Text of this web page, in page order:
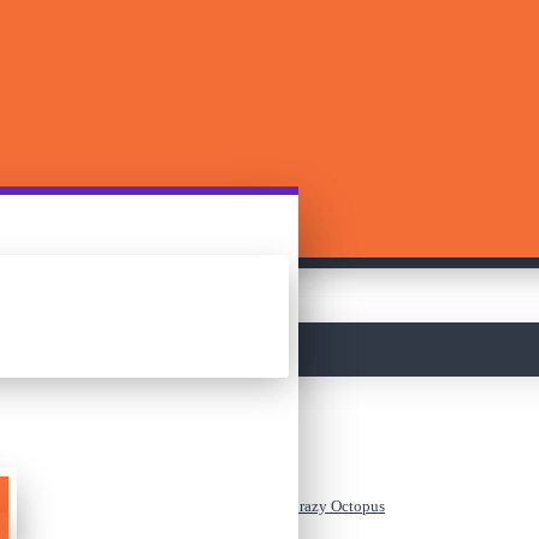
სამაგიდო თამაში - Crazy Octopus